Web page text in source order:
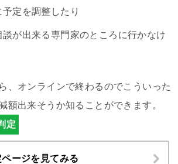
定を調整したり
が出来る専門家のところに行かなけ
、オンラインで終わるのでこういった
額出来そうか知ることができます。
定
ージを見てみる